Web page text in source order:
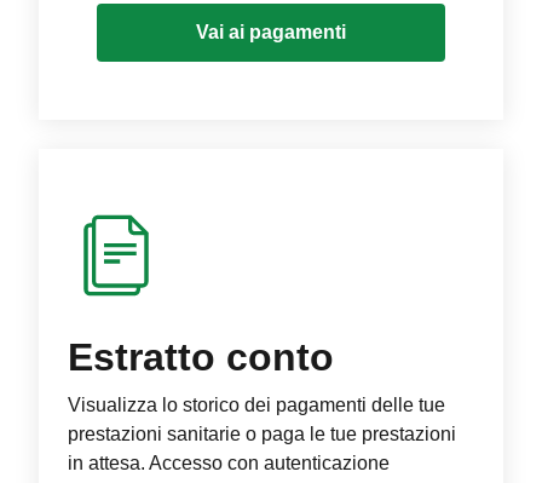
Vai ai pagamenti
Estratto conto
Visualizza lo storico dei pagamenti delle tue
prestazioni sanitarie o paga le tue prestazioni
in attesa. Accesso con autenticazione